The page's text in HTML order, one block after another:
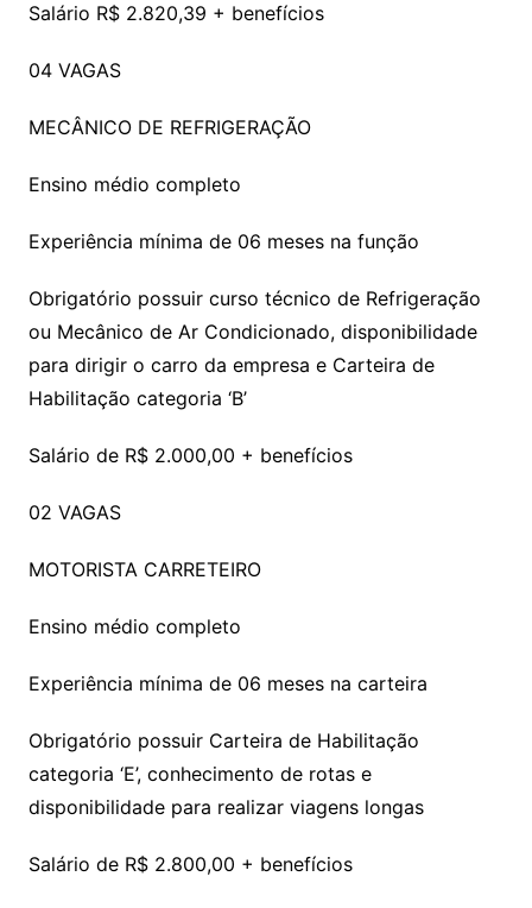
Salário R$ 2.820,39 + benefícios
04 VAGAS
MECÂNICO DE REFRIGERAÇÃO
Ensino médio completo
Experiência mínima de 06 meses na função
Obrigatório possuir curso técnico de Refrigeração
ou Mecânico de Ar Condicionado, disponibilidade
para dirigir o carro da empresa e Carteira de
Habilitação categoria ‘B’
Salário de R$ 2.000,00 + benefícios
02 VAGAS
MOTORISTA CARRETEIRO
Ensino médio completo
Experiência mínima de 06 meses na carteira
Obrigatório possuir Carteira de Habilitação
categoria ‘E’, conhecimento de rotas e
disponibilidade para realizar viagens longas
Salário de R$ 2.800,00 + benefícios